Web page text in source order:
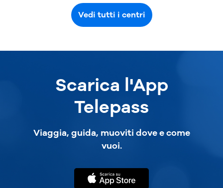
Vedi tutti i centri
Scarica l'App
Telepass
Viaggia, guida, muoviti dove e come
vuoi.